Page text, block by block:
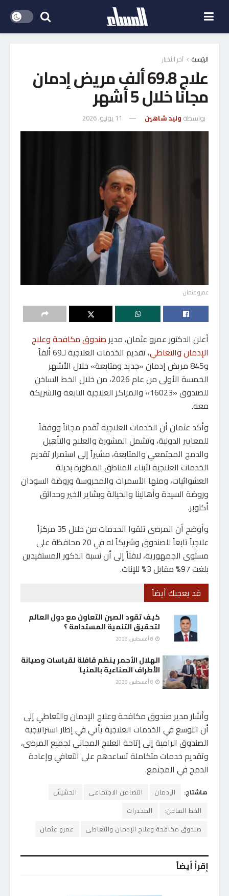
الرئيسية آخر الأخبار
علاج 69.8 ألف مريض إدمان
مجانًا خلال 5 أشهر
بواسطة وليد شاهين 11 يونيو، 2026
عمرو عثمان
أعلن الدكتور عمرو عثمان، مديرصندوق مكافحة وعلاج
الإدمان والتعاطي
، تقديم الخدمات العلاجية لـ69 ألفاً
و845 مريض إدمان «جديد ومتابعة» خلال الأشهر
الخمسة الأولى من عام 2026، من خلال الخط الساخن
للصندوق «16023» والمراكز العلاجية التابعة والشريكة
معه.
وأكد عثمان أن الخدمات العلاجية تُقدم مجاناً ووفقاً
للمعايير الدولية، وتشمل المشورة والعلاج والتأهيل
والدمج المجتمعي والمتابعة، مشيراً إلى استمرار تقديم
الخدمات العلاجية لأبناء المناطق المطورة بديلة
العشوائيات، ومنها الأسمرات والمحروسة وروضة السودان
وروضة السيدة وأهالينا والخيالة وبشاير الخير وحدائق
أكتوبر.
وأوضح أن المرضى تلقوا الخدمات من خلال 35 مركزاً
علاجياً تابعاً للصندوق وشريكاً له في 20 محافظة على
مستوى الجمهورية، لافتاً إلى أن نسبة الذكور المستفيدين
بلغت 97% مقابل 3% للإناث.
قد يعجبك أيضاً
كيف تقود الصين التعاون مع دول العالم
لتحقيق التنمية المستدامة ؟
الهلال الأحمر ينظم قافلة لقياسات وصيانة
الأطراف الصناعية بالمنيا
وأشار مدير صندوق مكافحة وعلاج الإدمان والتعاطي إلى
أن التوسع في الخدمات العلاجية يأتي في إطار استراتيجية
الصندوق الرامية إلى إتاحة العلاج المجاني لجميع المرضى،
وتقديم خدمات متكاملة تساعدهم على التعافي وإعادة
الدمج في المجتمع.
هاشتاج: الإدمان التضامن الاجتماعى
الحشيش
الخط الساخن:
المخدرات
صندوق مكافحة وعلاج الإدمان والتعاطى
عمرو عثمان
إقرأ أيضاً